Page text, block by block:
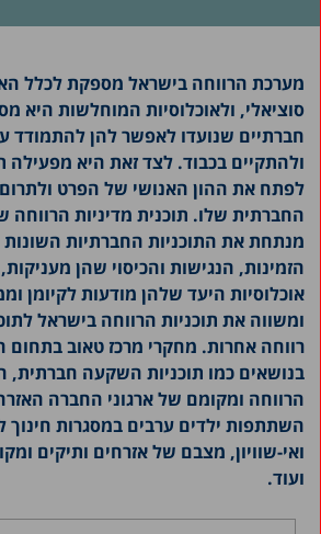
מערכת הרווחה בישראל מספקת לכלל
סוציאלי, ולאוכלוסיות המוחלשות היא
חברתיים שנועדו לאפשר להן להתמודד
ולהתקיים בכבוד. לצד זאת היא מפעילה
לפתח את ההון האנושי של הפרט ולתרום
החברתית שלו. תוכנית מדיניות הרווחה
מנתחת את התוכניות החברתיות
הזמינות, הנגישות והכיסוי שהן
אוכלוסיות היעד שלהן מודעות לקיומן
ומשווה את תוכניות הרווחה בישראל
רווחה אחרות. מחקרי מרכז טאוב בתחום
בנושאים כמו תוכניות השקעה
הרווחה ומקומם של ארגוני החברה
השתתפות ילדים ערבים במסגרות חינוך
ואי-שוויון, מצבם של אזרחים ותיקים
ועוד.